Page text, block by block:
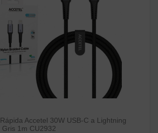
Accetel 30W USB-C a Lightning
1m CU2932